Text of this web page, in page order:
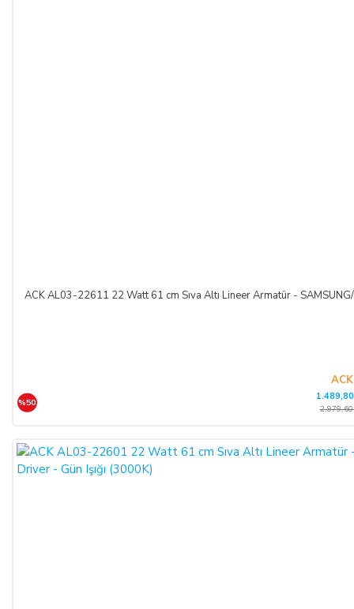
ACK AL03-22611 22 Watt 61 cm Sıva Altı Lineer Armatür -
ACK
%50
2.979,60